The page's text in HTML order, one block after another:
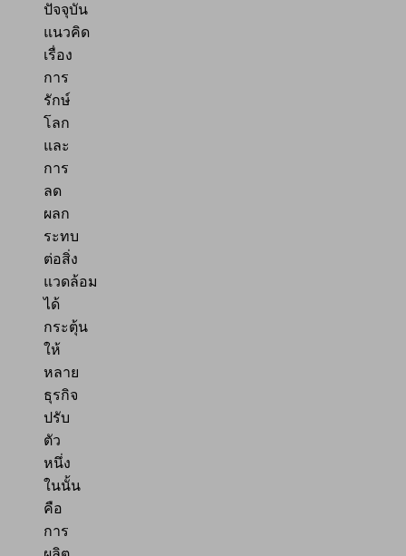
ปัจจุบัน
แนวคิด
เรื่อง
การ
รักษ์
โลก
และ
การ
ลด
ผลก
ระทบ
ต่อสิ่ง
แวดล้อม
ได้
กระตุ้น
ให้
หลาย
ธุรกิจ
ปรับ
ตัว
หนึ่ง
ในนั้น
คือ
การ